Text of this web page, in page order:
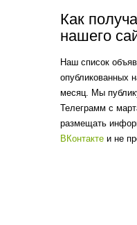
Как
нашего
Наш список
опубликованных
месяц. Мы
Телеграмм с
размещать
ВКонтакте и не